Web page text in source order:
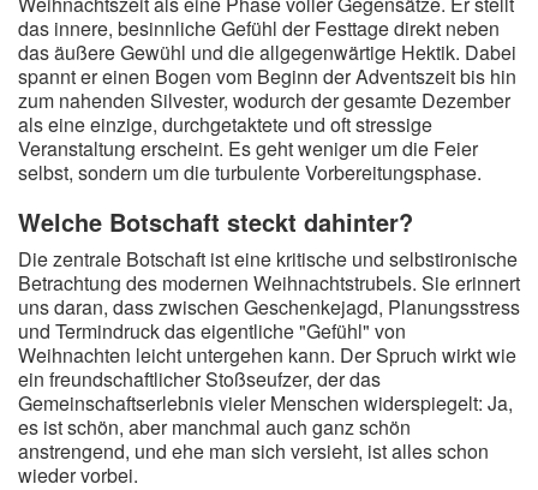
das innere, besinnliche Gefühl der Festtage direkt neben
das äußere Gewühl und die allgegenwärtige Hektik. Dabei
spannt er einen Bogen vom Beginn der Adventszeit bis hin
zum nahenden Silvester, wodurch der gesamte Dezember
als eine einzige, durchgetaktete und oft stressige
Veranstaltung erscheint. Es geht weniger um die Feier
selbst, sondern um die turbulente Vorbereitungsphase.
Welche Botschaft steckt dahinter?
Die zentrale Botschaft ist eine kritische und selbstironische
Betrachtung des modernen Weihnachtstrubels. Sie erinnert
uns daran, dass zwischen Geschenkejagd, Planungsstress
und Termindruck das eigentliche "Gefühl" von
Weihnachten leicht untergehen kann. Der Spruch wirkt wie
ein freundschaftlicher Stoßseufzer, der das
Gemeinschaftserlebnis vieler Menschen widerspiegelt: Ja,
es ist schön, aber manchmal auch ganz schön
anstrengend, und ehe man sich versieht, ist alles schon
wieder vorbei.